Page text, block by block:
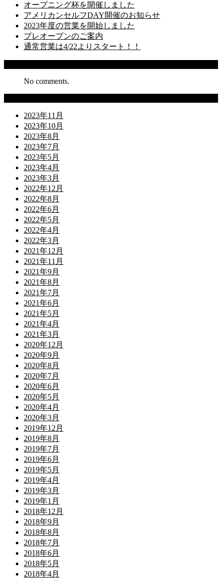
オープニング杯を開催しました
アメリカンセルフDAY開催のお知らせ
2023年度の営業を開始しました
プレオープンのご案内
通常営業は4/22よりスタート！！
No comments.
2023年11月
2023年10月
2023年8月
2023年7月
2023年5月
2023年4月
2023年3月
2022年12月
2022年8月
2022年6月
2022年5月
2022年4月
2022年3月
2021年12月
2021年11月
2021年9月
2021年8月
2021年7月
2021年6月
2021年5月
2021年4月
2021年3月
2020年12月
2020年9月
2020年8月
2020年7月
2020年6月
2020年5月
2020年4月
2020年3月
2019年12月
2019年8月
2019年7月
2019年6月
2019年5月
2019年4月
2019年3月
2019年1月
2018年12月
2018年9月
2018年8月
2018年7月
2018年6月
2018年5月
2018年4月